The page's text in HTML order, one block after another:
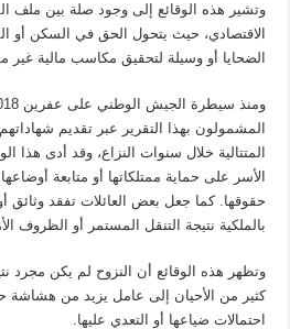
وتشير هذه الوقائع إلى وجود صلة بين ملف
الاقتصادي، حيث يتحول الحق في السكن أو
الضحايا أو وسيلة لتحقيق مكاسب مالية غير
المشمولون بهذا التقرير عبر تقديم
المتتالية خلال سنوات النزاع، وقد أدى هذا
الأسر على حماية ممتلكاتها أو متابعة
حقوقها. كما جعل بعض العائلات تفقد وثائق
بالملكية نتيجة التنقل المستمر أو الظروف
وتظهر هذه الوقائع أن النزوح لم يكن مجرد
كثير من الأحيان إلى عامل يزيد من هشاشة
احتمالات ضياعها أو التعدي عليها.